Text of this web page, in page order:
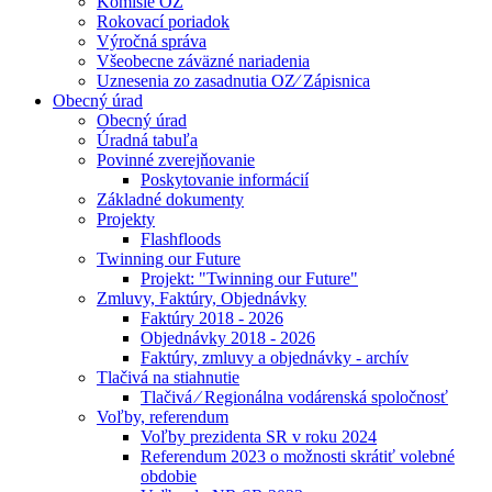
Rokovací poriadok
Výročná správa
Všeobecne záväzné nariadenia
Uznesenia zo zasadnutia OZ⁄ Zápisnica
Obecný úrad
Obecný úrad
Úradná tabuľa
Povinné zverejňovanie
Poskytovanie informácií
Základné dokumenty
Projekty
Flashfloods
Twinning our Future
Projekt: "Twinning our Future"
Zmluvy, Faktúry, Objednávky
Faktúry 2018 - 2026
Objednávky 2018 - 2026
Faktúry, zmluvy a objednávky - archív
Tlačivá na stiahnutie
Tlačivá ⁄ Regionálna vodárenská spoločnosť
Voľby, referendum
Voľby prezidenta SR v roku 2024
Referendum 2023 o možnosti skrátiť volebné
obdobie